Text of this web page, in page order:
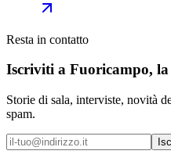
Resta in contatto
Iscriviti a Fuoricampo,
Storie di sala, interviste, novità
spam.